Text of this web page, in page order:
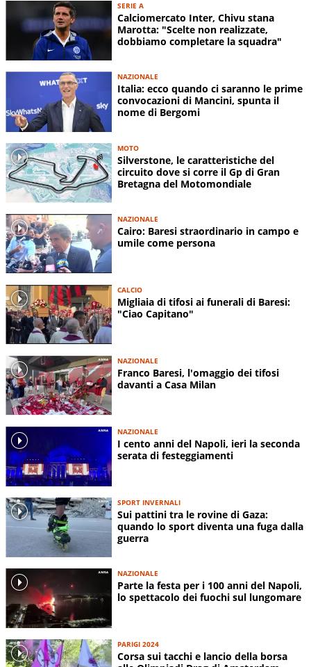
SERIE A
Calciomercato Inter, Chivu stana
Marotta: "Scelte non realizzate,
dobbiamo completare la squadra"
NAZIONALE
Italia: ecco quando ci saranno le prime
convocazioni di Mancini, spunta il
nome di Bergomi
MOTO
Silverstone, le caratteristiche del
circuito dove si corre il Gp di Gran
Bretagna del Motomondiale
NAZIONALE
Cairo: Baresi straordinario in campo e
umile come persona
CALCIO
Migliaia di tifosi ai funerali di Baresi:
"Ciao Capitano"
NAZIONALE
Franco Baresi, l'omaggio dei tifosi
davanti a Casa Milan
NAZIONALE
I cento anni del Napoli, ieri la seconda
serata di festeggiamenti
SPORT INVERNALI
Sui pattini tra le rovine di Gaza:
quando lo sport diventa una fuga dalla
guerra
NAZIONALE
Parte la festa per i 100 anni del Napoli,
lo spettacolo dei fuochi sul lungomare
PARIGI 2024
Corsa sui tacchi e lancio della borsa